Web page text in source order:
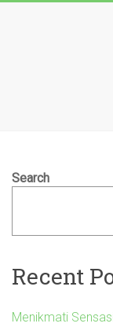
Search
Recent
Menikmati